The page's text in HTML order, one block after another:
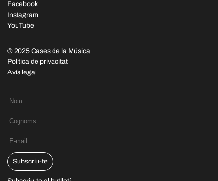
Facebook
Instagram
YouTube
© 2025 Cases de la Música
Política de privacitat
Avís legal
Subscriu-te